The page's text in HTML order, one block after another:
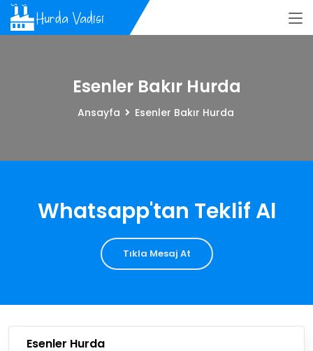
Esenler Bakır Hurda
Ansayfa Esenler Bakır Hurda
Whatsapp'tan Teklif Al
Tıkla Mesaj At
Esenler Hurda